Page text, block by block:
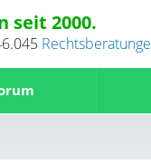
seit 2000.